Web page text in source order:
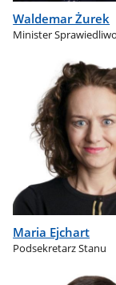
Waldemar Żurek
Minister
Maria Ejchart
Podsekretarz Stanu